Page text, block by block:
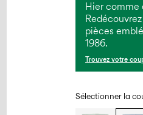
Hier comme
pièces
1986.
Trouvez votre
Sélectionner la